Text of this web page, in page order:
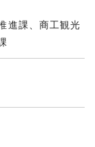
進課、商工観光